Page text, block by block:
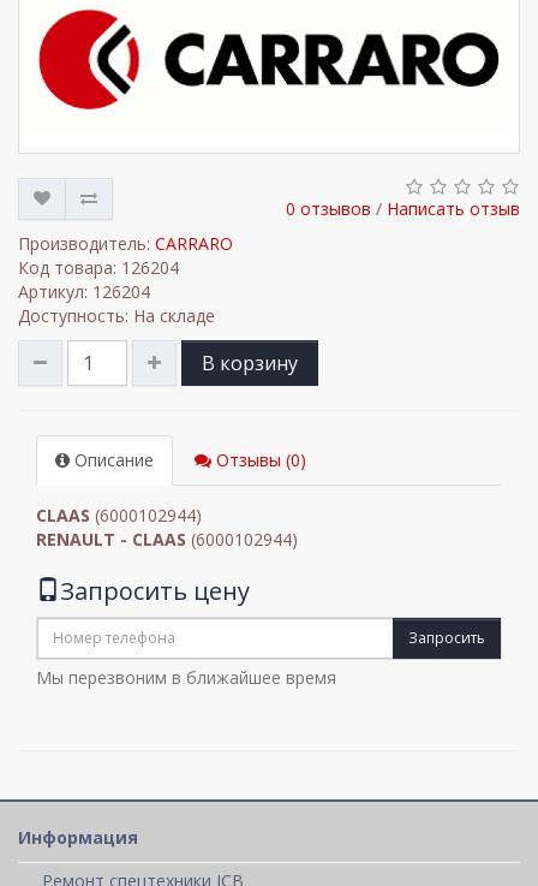
0 отзывов / Написать отзыв
Производитель: CARRARO
Код товара: 126204
Артикул: 126204
Доступность: На складе
В корзину
Описание Отзывы (0)
CLAAS (6000102944)
RENAULT - CLAAS (6000102944)
Запросить цену
Запросить
Мы перезвоним в ближайшее время
Информация
Ремонт спецтехники JCB